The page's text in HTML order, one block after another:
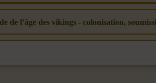
de l’âge des vikings - colonisation,